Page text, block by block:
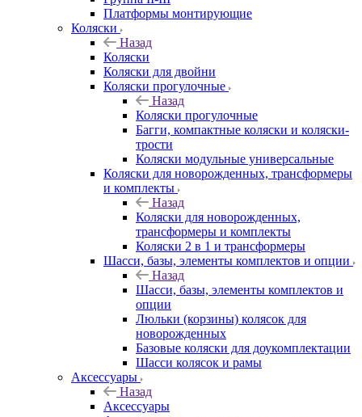
Платформы монтирующие
Коляски
Назад
Коляски
Коляски для двойни
Коляски прогулочные
Назад
Коляски прогулочные
Багги, компактные коляски и коляски-
трости
Коляски модульные универсальные
Коляски для новорожденных, трансформеры
и комплекты
Назад
Коляски для новорожденных,
трансформеры и комплекты
Коляски 2 в 1 и трансформеры
Шасси, базы, элементы комплектов и опции
Назад
Шасси, базы, элементы комплектов и
опции
Люльки (корзины) колясок для
новорожденных
Базовые коляски для доукомплектации
Шасси колясок и рамы
Аксессуары
Назад
Аксессуары